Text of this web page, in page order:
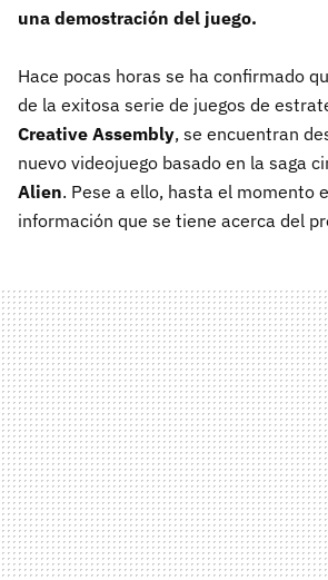
una demostración del juego.
Hace pocas horas se ha confirmado
de la exitosa serie de juegos de
Creative Assembly, se encuentran
nuevo videojuego basado en la saga
Alien. Pese a ello, hasta el momento
información que se tiene acerca del